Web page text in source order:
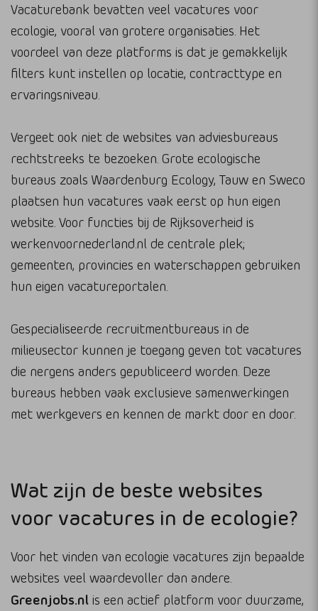
Vacaturebank bevatten veel vacatures voor
ecologie, vooral van grotere organisaties. Het
voordeel van deze platforms is dat je gemakkelijk
filters kunt instellen op locatie, contracttype en
ervaringsniveau.
Vergeet ook niet de websites van adviesbureaus
rechtstreeks te bezoeken. Grote ecologische
bureaus zoals Waardenburg Ecology, Tauw en Sweco
plaatsen hun vacatures vaak eerst op hun eigen
website. Voor functies bij de Rijksoverheid is
werkenvoornederland.nl de centrale plek;
gemeenten, provincies en waterschappen gebruiken
hun eigen vacatureportalen.
Gespecialiseerde recruitmentbureaus in de
milieusector kunnen je toegang geven tot vacatures
die nergens anders gepubliceerd worden. Deze
bureaus hebben vaak exclusieve samenwerkingen
met werkgevers en kennen de markt door en door.
Wat zijn de beste websites
voor vacatures in de ecologie?
Voor het vinden van ecologie vacatures zijn bepaalde
websites veel waardevoller dan andere.
Greenjobs.nl is een actief platform voor duurzame,